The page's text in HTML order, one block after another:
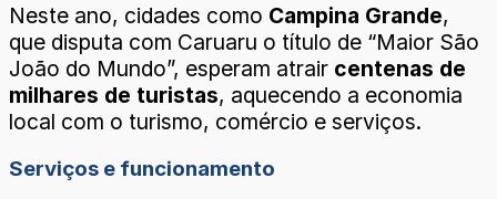
Neste ano, cidades como Campina Grande,
que disputa com Caruaru o título de “Maior São
João do Mundo”, esperam atrair centenas de
milhares de turistas, aquecendo a economia
local com o turismo, comércio e serviços.
Serviços e funcionamento